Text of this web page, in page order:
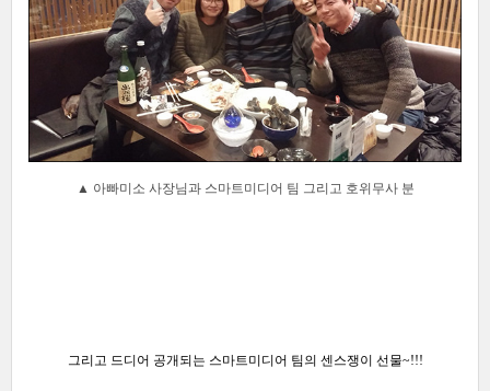
▲ 아빠미소 사장님과 스마트미디어 팀 그리고 호위무사 분
그리고 드디어 공개되는 스마트미디어 팀의 센스쟁이 선물~!!!